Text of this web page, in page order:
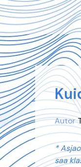
Skip
to
content
Autor
*
saa